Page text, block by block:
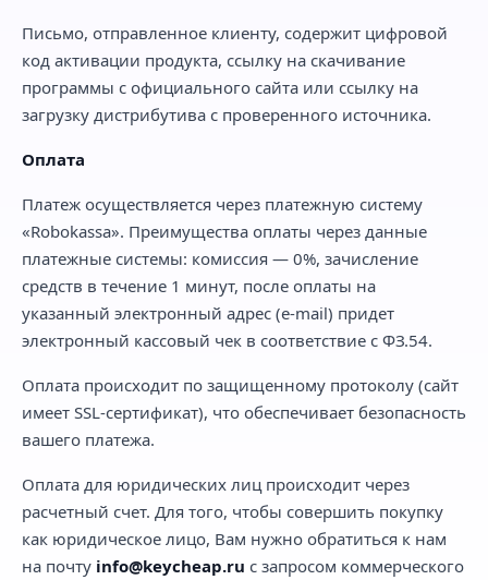
Письмо, отправленное клиенту, содержит цифровой
код активации продукта, ссылку на скачивание
программы с официального сайта или ссылку на
загрузку дистрибутива с проверенного источника.
Оплата
Платеж осуществляется через платежную систему
«Robokassa». Преимущества оплаты через данные
платежные системы: комиссия — 0%, зачисление
средств в течение 1 минут, после оплаты на
указанный электронный адрес (e-mail) придет
электронный кассовый чек в соответствие с ФЗ.54.
Оплата происходит по защищенному протоколу (сайт
имеет SSL-сертификат), что обеспечивает безопасность
вашего платежа.
Оплата для юридических лиц происходит через
расчетный счет. Для того, чтобы совершить покупку
как юридическое лицо, Вам нужно обратиться к нам
на почту info@keycheap.ru с запросом коммерческого